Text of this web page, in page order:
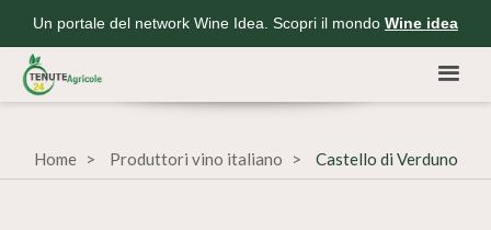
Un portale del network Wine Idea. Scopri il mondo Wine idea
Home Produttori vino italiano Castello di Verduno